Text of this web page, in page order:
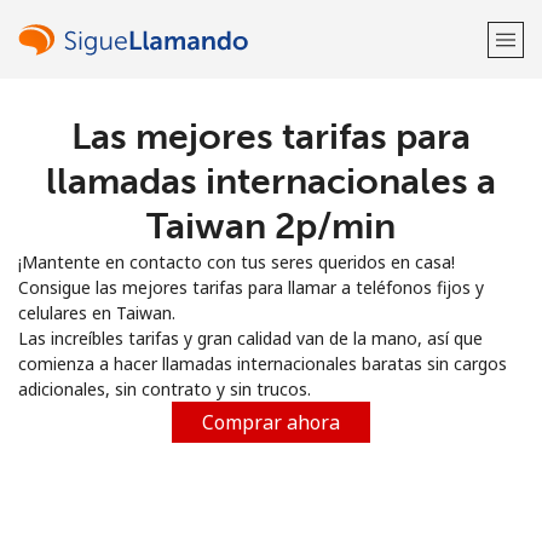
¡Bienvenido!
Regístrate con
o
Las mejores tarifas para
llamadas internacionales a
Taiwan ⁦2p⁩/min
¡Mantente en contacto con tus seres queridos en casa!
Consigue las mejores tarifas para llamar a teléfonos fijos y
celulares en Taiwan.
Las increíbles tarifas y gran calidad van de la mano, así que
comienza a hacer llamadas internacionales baratas sin cargos
adicionales, sin contrato y sin trucos.
Comprar ahora